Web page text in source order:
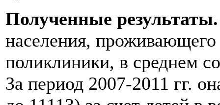
Полученные
населения,
поликлиники, в среднем
За период 2007-2011 гг.